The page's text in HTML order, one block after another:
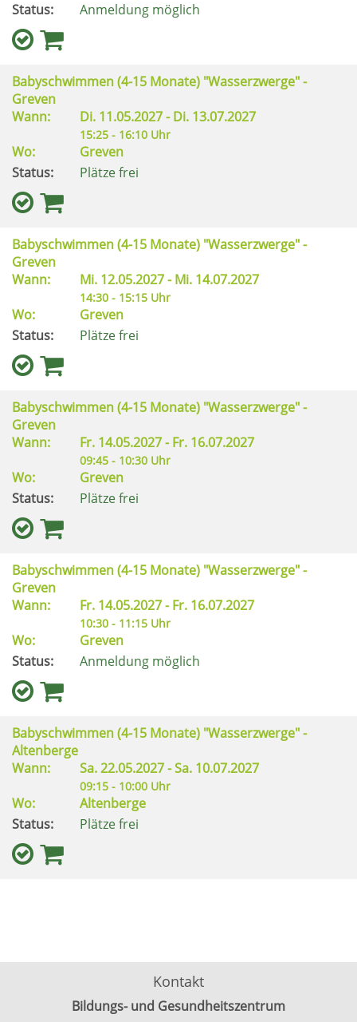
Status:
Anmeldung möglich
Babyschwimmen (4-15 Monate) "Wasserzwerge" -
Greven
Wann:
Di. 11.05.2027 -Di. 13.07.2027
15:25 - 16:10 Uhr
Wo:
Greven
Status:
Plätze frei
Babyschwimmen (4-15 Monate) "Wasserzwerge" -
Greven
Wann:
Mi. 12.05.2027 -Mi. 14.07.2027
14:30 - 15:15 Uhr
Wo:
Greven
Status:
Plätze frei
Babyschwimmen (4-15 Monate) "Wasserzwerge" -
Greven
Wann:
Fr. 14.05.2027 -Fr. 16.07.2027
09:45 - 10:30 Uhr
Wo:
Greven
Status:
Plätze frei
Babyschwimmen (4-15 Monate) "Wasserzwerge" -
Greven
Wann:
Fr. 14.05.2027 -Fr. 16.07.2027
10:30 - 11:15 Uhr
Wo:
Greven
Status:
Anmeldung möglich
Babyschwimmen (4-15 Monate) "Wasserzwerge" -
Altenberge
Wann:
Sa.22.05.2027 -Sa. 10.07.2027
09:15 - 10:00 Uhr
Wo:
Altenberge
Status:
Plätze frei
Kontakt
Bildungs- und Gesundheitszentrum